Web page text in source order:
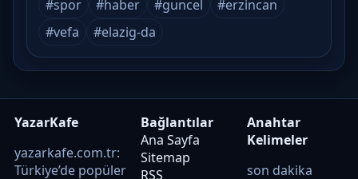
#spor #haber #guncel
#erzincan
#vefa
#elazig-da
YazarKafe
yazarkafe.com.tr:
Türkiye’de popüler
Bağlantılar
Ana Sayfa
Sitemap
RSS
Anahtar
Kelimeler
son dakika